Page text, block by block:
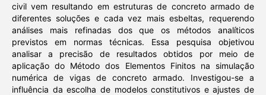
civil vem resultando em estruturas de concreto armado de
diferentes soluções e cada vez mais esbeltas, requerendo
análises mais refinadas dos que os métodos analíticos
previstos em normas técnicas. Essa pesquisa objetivou
analisar a precisão de resultados obtidos por meio de
aplicação do Método dos Elementos Finitos na simulação
numérica de vigas de concreto armado. Investigou-se a
influência da escolha de modelos constitutivos e ajustes de